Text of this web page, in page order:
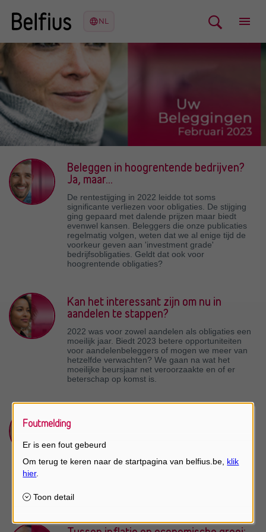
Beleggen in hoogrentende bedrijven?
Ja, maar...
De rentestijging in 2022 leidde tot soms
significante verliezen voor obligaties. De stijging
ging gepaard met dalende prijzen maar biedt
evenwel kansen. Beleggers die onze publicaties
regelmatig volgen, weten dat we al enige tijd de
voorkeur geven aan 'investment grade'
bedrijfsobligaties. Geldt dat ook voor
hoogrentende obligaties?
Kan het interessant zijn om nu in
aandelen te stappen?
2022 was voor zowel aandelen als obligaties een
moeilijk jaar. Biedt 2023 betere opportuniteiten
voor aandelenbeleggers of mogen we meer van
hetzelfde verwachten? We gaan na wat het
moeilijke beursjaar net veroorzaakte en of er
beterschap op komst is.
ondernemingen
We hebben wel eens de neiging te denken dat
of China. En toch, ons continent hinkt allerminst
internationaal erkend wordt.
Foutmelding
Er is een fout gebeurd